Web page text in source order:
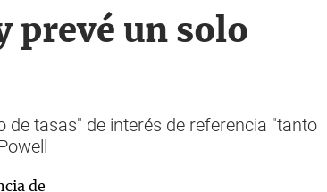
prevé un solo
tasas" de interés de referencia "tanto